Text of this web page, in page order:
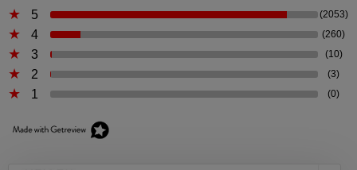
5
(2053)
4 (260)
3 (10)
2 (3)
1 (0)